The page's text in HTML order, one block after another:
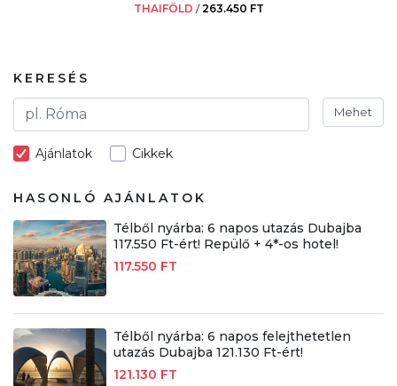
THAIFÖLD /263.450 FT
KERESÉS
Mehet
Ajánlatok Cikkek
HASONLÓ AJÁNLATOK
Télből nyárba: 6 napos utazás Dubajba
117.550 Ft-ért! Repülő + 4*-os hotel!
117.550 FT
Télből nyárba: 6 napos felejthetetlen
utazás Dubajba 121.130 Ft-ért!
121.130 FT